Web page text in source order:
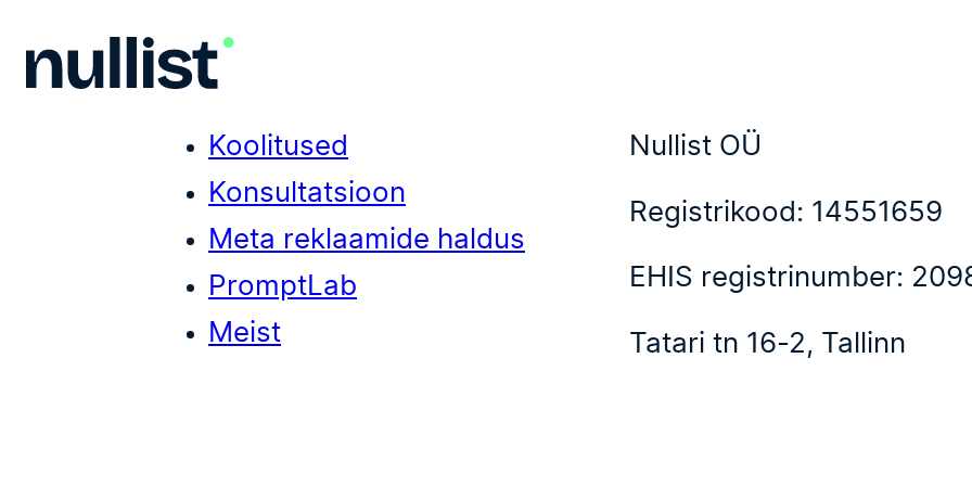
Koolitused
Konsultatsioon
Meta reklaamide haldus
PromptLab
Meist
Nullist OÜ
Registrikood: 14551659
EHIS registrinumber:
Tatari tn 16-2, Tallinn